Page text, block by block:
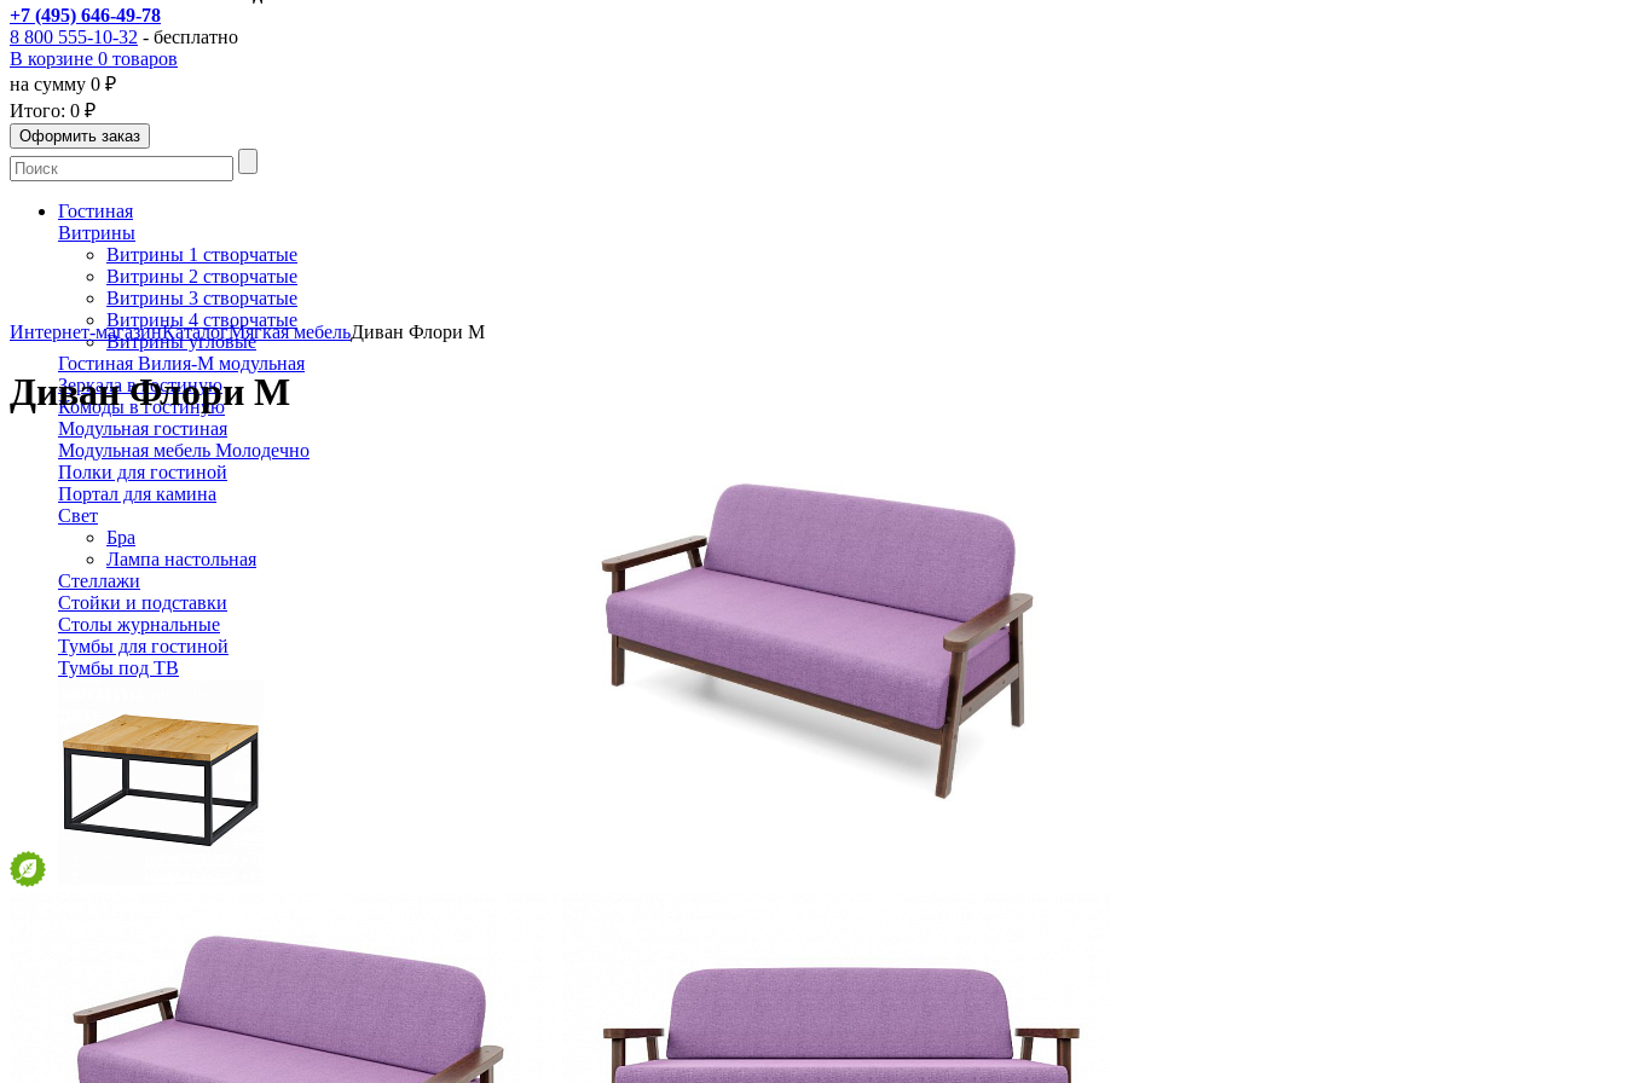
+7 (495) 646-49-78
8 800 555-10-32 - бесплатно
В корзине 0 товаров
на сумму 0 ₽
Итого: 0 ₽
Гостиная
Витрины
Витрины 1 створчатые
Витрины 2 створчатые
Витрины 3 створчатые
Витрины 4 створчатые
Витрины угловые
Гостиная Вилия-М модульная
Зеркала в гостиную
Комоды в гостиную
Модульная гостиная
Модульная мебель Молодечно
Полки для гостиной
Портал для камина
Свет
Бра
Лампа настольная
Стеллажи
Стойки и подставки
Столы журнальные
Тумбы для гостиной
Тумбы под ТВ
Спальня
Деревянные кровати с подъемным механизмом
Кровати односпальные с подъемным механизмом
Кровати двуспальные с подъемным механизмом
Интернет-магазинКаталогМягкая мебельДиван Флори М
Диван Флори М